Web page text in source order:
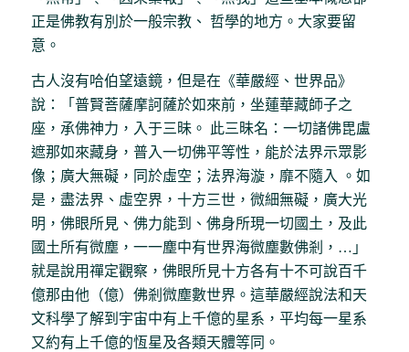
正是佛教有別於一般宗教、 哲學的地方。大家要留
意。
古人沒有哈伯望遠鏡，但是在《華嚴經、世界品》
說：「普賢菩薩摩訶薩於如來前，坐蓮華藏師子之
座，承佛神力，入于三昧。 此三昧名：一切諸佛毘盧
遮那如來藏身，普入一切佛平等性，能於法界示眾影
像；廣大無礙，同於虛空；法界海漩，靡不隨入 。如
是，盡法界、虛空界，十方三世，微細無礙，廣大光
明，佛眼所見、佛力能到、佛身所現一切國土，及此
國土所有微塵，一一塵中有世界海微塵數佛剎，…」
就是說用禪定觀察，佛眼所見十方各有十不可說百千
億那由他（億）佛剎微塵數世界。這華嚴經說法和天
文科學了解到宇宙中有上千億的星系，平均每一星系
又約有上千億的恆星及各類天體等同。